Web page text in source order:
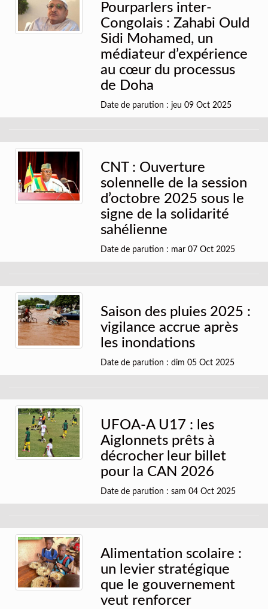
Pourparlers inter-
Congolais : Zahabi Ould
Sidi Mohamed, un
médiateur d’expérience
au cœur du processus
de Doha
Date de parution : jeu 09 Oct 2025
CNT : Ouverture
solennelle de la session
d’octobre 2025 sous le
signe de la solidarité
sahélienne
Date de parution : mar 07 Oct 2025
Saison des pluies 2025 :
vigilance accrue après
les inondations
Date de parution : dim 05 Oct 2025
UFOA-A U17 : les
Aiglonnets prêts à
décrocher leur billet
pour la CAN 2026
Date de parution : sam 04 Oct 2025
Alimentation scolaire :
un levier stratégique
que le gouvernement
veut renforcer